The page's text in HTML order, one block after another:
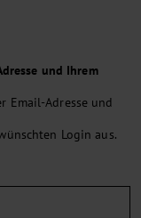
und Ihrem
Email-Adresse und
Login aus.